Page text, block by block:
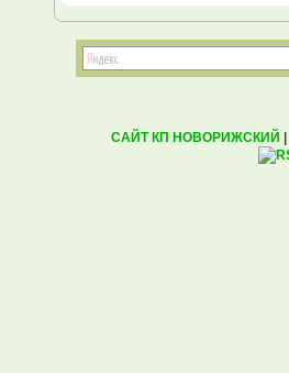
САЙТ КП НОВОРИЖСКИЙ |